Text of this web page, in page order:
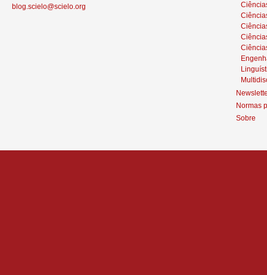
blog.scielo@scielo.org
Normas
Sobre